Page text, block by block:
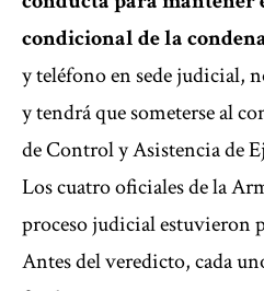
condicional de la
y teléfono en sede judicial,
y tendrá que someterse al
de Control y Asistencia de
Los cuatro oficiales de la
proceso judicial estuvieron
Antes del veredicto, cada